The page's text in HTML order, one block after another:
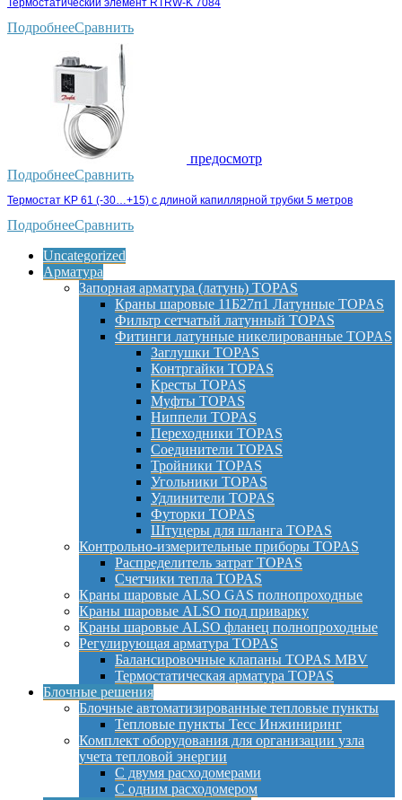
Термостатический элемент RTRW-K 7084
ПодробнееСравнить
предосмотр
ПодробнееСравнить
Термостат KP 61 (-30…+15) с длиной капиллярной трубки 5 метров
ПодробнееСравнить
Uncategorized
Арматура
Запорная арматура (латунь) TOPAS
Краны шаровые 11Б27п1 Латунные TOPAS
Фильтр сетчатый латунный TOPAS
Фитинги латунные никелированные TOPAS
Заглушки TOPAS
Контргайки TOPAS
Кресты TOPAS
Муфты TOPAS
Ниппели TOPAS
Переходники TOPAS
Соединители TOPAS
Тройники TOPAS
Угольники TOPAS
Удлинители TOPAS
Футорки TOPAS
Штуцеры для шланга TOPAS
Контрольно-измерительные приборы TOPAS
Распределитель затрат TOPAS
Счетчики тепла TOPAS
Краны шаровые ALSO GAS полнопроходные
Краны шаровые ALSO под приварку
Краны шаровые ALSO фланец полнопроходные
Регулирующая арматура TOPAS
Балансировочные клапаны TOPAS MBV
Термостатическая арматура TOPAS
Блочные решения
Блочные автоматизированные тепловые пункты
Тепловые пункты Тесс Инжиниринг
Комплект оборудования для организации узла
учета тепловой энергии
С двумя расходомерами
С одним расходомером